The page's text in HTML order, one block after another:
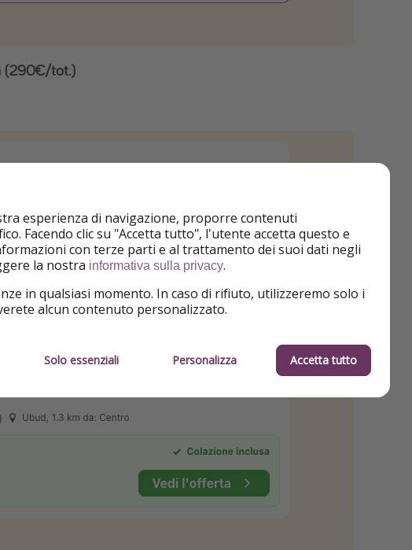
(290€/tot.)
esperienza di navigazione, proporre contenuti
Facendo clic su "Accetta tutto", l'utente accetta questo e
con terze parti e al trattamento dei suoi dati negli
la nostra informativa sulla privacy.
in qualsiasi momento. In caso di rifiuto, utilizzeremo solo i
alcun contenuto personalizzato.
Solo essenziali Personalizza Accetta tutto